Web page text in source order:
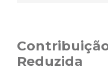
Reduzida